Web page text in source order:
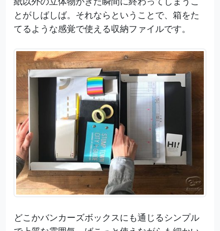
とがしばしば。それならということで、箱をた
てるような感覚で使える収納ファイルです。
どこかバンカーズボックスにも通じるシンプル